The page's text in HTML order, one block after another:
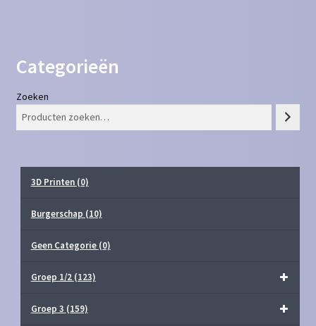
Categorieën
Zoeken
3D Printen (0)
Burgerschap (10)
Geen Categorie (0)
Groep 1/2 (123)
Groep 3 (159)